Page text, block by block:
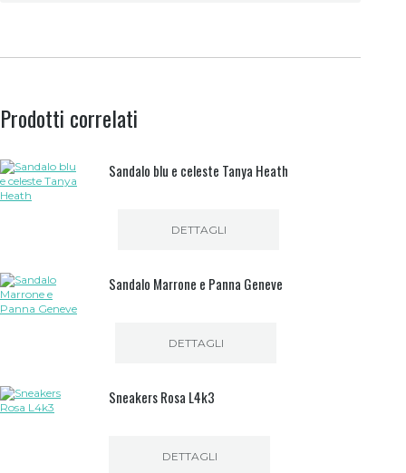
Prodotti correlati
Sandalo blu e celeste Tanya Heath
DETTAGLI
Sandalo Marrone e Panna Geneve
DETTAGLI
Sneakers Rosa L4k3
DETTAGLI